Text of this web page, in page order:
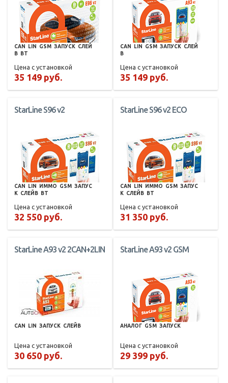
CAN LIN GSM ЗАПУСК СЛЕЙ
В BT
Цена с установкой
35 149 руб.
CAN LIN GSM ЗАПУСК СЛЕЙ
В
Цена с установкой
35 149 руб.
StarLine S96 v2
CAN LIN ИММО GSM ЗАПУС
К СЛЕЙВ BT
Цена с установкой
32 550 руб.
StarLine S96 v2 ECO
CAN LIN ИММО GSM ЗАПУС
К СЛЕЙВ BT
Цена с установкой
31 350 руб.
StarLine A93 v2 2CAN+2LIN
CAN LIN ЗАПУСК СЛЕЙВ
Цена с установкой
30 650 руб.
StarLine A93 v2 GSM
АНАЛОГ GSM ЗАПУСК
Цена с установкой
29 399 руб.